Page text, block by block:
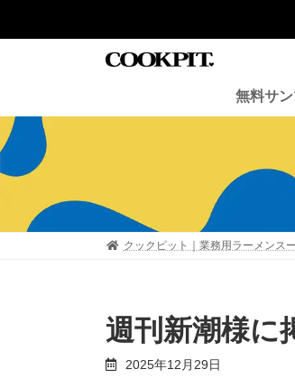
ス
キ
プ
ン
に
動
無料サ
クックピット｜業務用ラーメンス
週刊新潮様に
2025年12月29日